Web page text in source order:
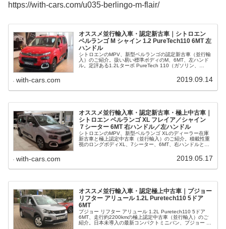
https://with-cars.com/u035-berlingo-m-flair/
オススメ並行輸入車・認定新古車｜シトロエン
ベルランゴ M シャイン 1.2 PureTech110 6MT 左
ハンドル
シトロエンのMPV、新型ベルランゴの認定新古車（並行輸
入）のご紹介。扱い易い標準ボディのM、6MT、左ハンド
ル。定評ある1.2Lターボ PureTech 110（ガソリン、
with-cars.com 2019.09.14
オススメ並行輸入車・認定新古車・極上中古車｜
シトロエン ベルランゴ XL フレイア／シャイン
７シーター 6MT 右ハンドル／左ハンドル
シトロエンのMPV、新型ベルランゴ XLのディーラー在庫
新古車と極上認定中古車（並行輸入）のご紹介。積載性重
視のロングボディXL、7シーター、6MT、右ハンドルと左
with-cars.com 2019.05.17
オススメ並行輸入車・認定極上中古車｜プジョー
リフター アリュール 1.2L Puretech110 5ドア
6MT
プジョー リフター アリュール 1.2L Puretech110 5ドア
6MT、走行約2200kmの極上認定中古車（並行輸入）のご
紹介。日本未導入の最新コンパクトミニバン、プジョー リ